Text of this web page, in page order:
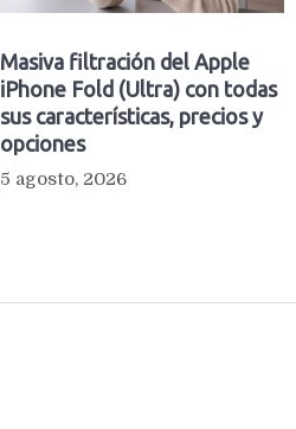
Masiva filtración del Apple
iPhone Fold (Ultra) con todas
sus características, precios y
opciones
5 agosto, 2026